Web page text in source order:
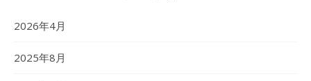
2026年4月
2025年8月